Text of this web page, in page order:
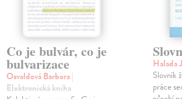
Co je bulvár, co je
bulvarizace
Osvaldová Barbora|
Elektronická kniha
Halada
Slovník
práce